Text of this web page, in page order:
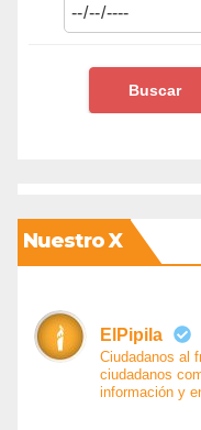
Nuestro X
ElPipila
Ciudadanos al
ciudadanos
información y